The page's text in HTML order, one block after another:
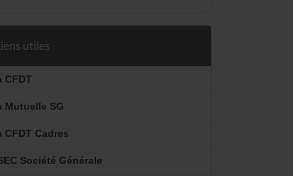
utiles
CFDT
Mutuelle SG
CFDT Cadres
Société Générale